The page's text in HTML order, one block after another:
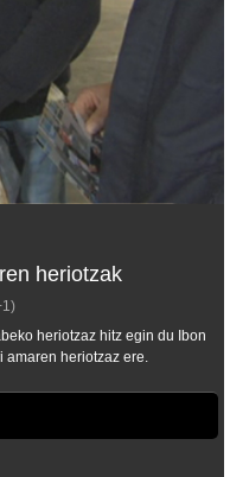
heriotzak
heriotzaz hitz egin du Ibon
amaren heriotzaz ere.